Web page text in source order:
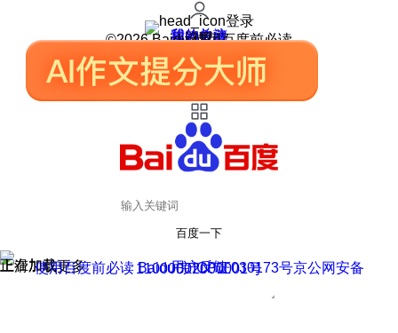
登录
我的关注
我的收藏
皮肤中心
用户反馈
设置
©2026 Baidu 使用百度前必读
百度一下
正在加载
上滑加载更多 用户反馈
使用百度前必读 Baidu 京ICP证030173号
京公网安备11000002000001号